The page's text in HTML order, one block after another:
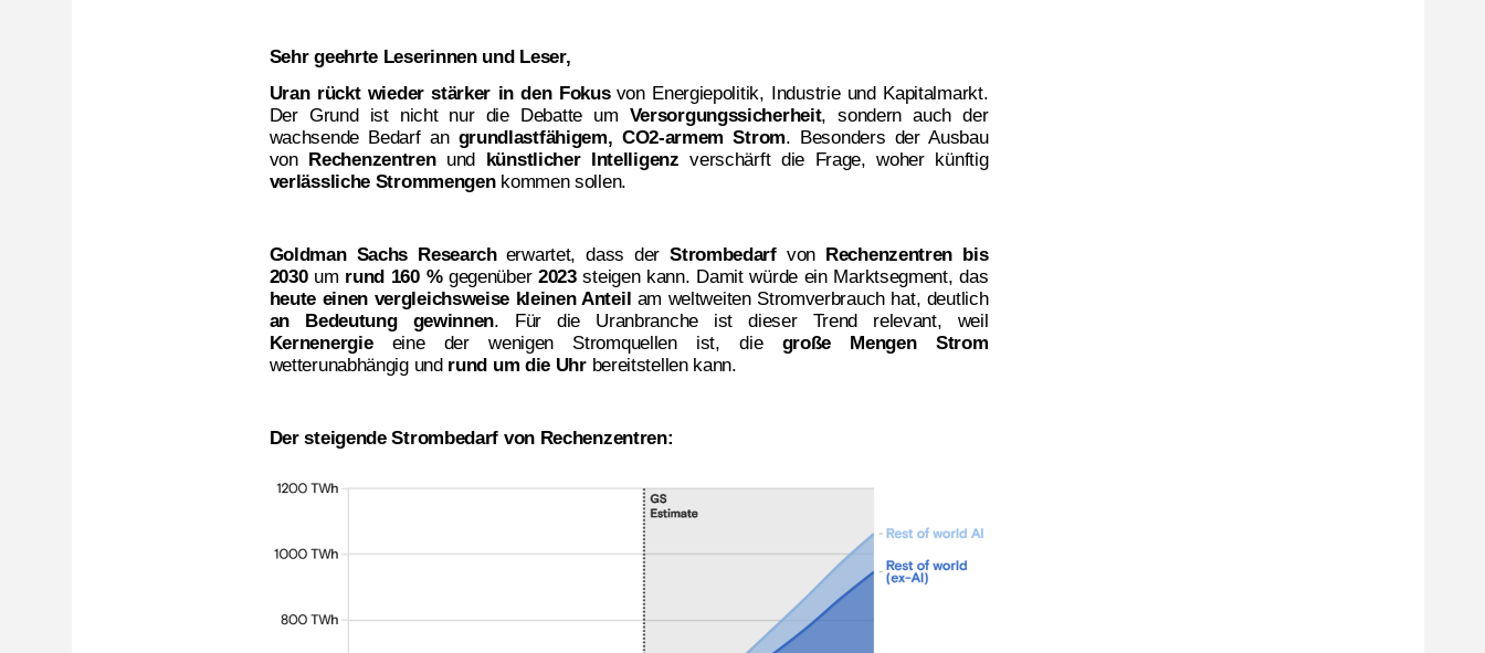
Sehr geehrte Leserinnen und Leser,
Uran rückt wieder stärker in den Fokus von Energiepolitik, Industrie und Kapitalmarkt.
Der Grund ist nicht nur die Debatte um Versorgungssicherheit, sondern auch der
wachsende Bedarf an grundlastfähigem, CO2-armem Strom. Besonders der Ausbau
von Rechenzentrenund künstlicher Intelligenz verschärft die Frage, woher künftig
verlässliche Strommengenkommen sollen.
Goldman Sachs Research erwartet, dass derStrombedarfvon Rechenzentren bis
2030um rund 160 %gegenüber 2023steigen kann. Damit würde ein Marktsegment, das
heute einen vergleichsweise kleinen Anteil am weltweiten Stromverbrauch hat, deutlich
an Bedeutung gewinnen. Für die Uranbranche ist dieser Trend relevant, weil
Kernenergieeine der wenigen Stromquellen ist, die große Mengen Strom
wetterunabhängig und rund um die Uhrbereitstellen kann.
Der steigende Strombedarf von Rechenzentren: